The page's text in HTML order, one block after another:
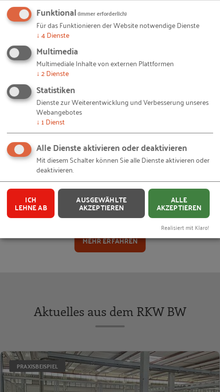
MEHR ERFAHREN
Unternehmensnachfolge
MEHR ERFAHREN
Aktuelles aus dem RKW BW
PRAXISBEISPIEL
Funktional(immer erforderlich)
Für das Funktionieren der Website notwendige Dienste
↓ 4Dienste
Multimedia
Multimediale Inhalte von externen Plattformen
↓ 2Dienste
Statistiken
Dienste zur Weiterentwicklung und Verbesserung unseres
Webangebotes
↓ 1 Dienst
Alle Dienste aktivieren oder deaktivieren
Mit diesem Schalter können Sie alle Dienste aktivieren oder
deaktivieren.
ICH
LEHNE AB
AUSGEWÄHLTE
AKZEPTIEREN
ALLE
AKZEPTIEREN
Realisiert mit Klaro!